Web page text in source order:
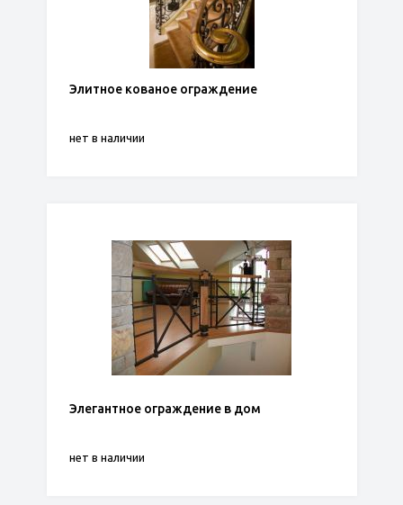
Элитное кованое ограждение
нет в наличии
Элегантное ограждение в дом
нет в наличии